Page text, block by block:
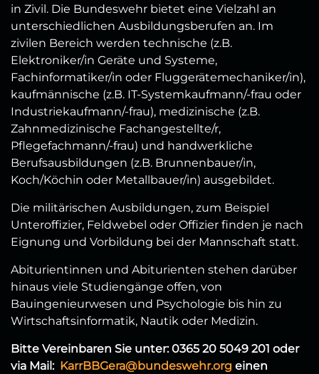
in Zivil. Die Bundeswehr bietet eine Vielzahl an
unterschiedlichen Ausbildungsberufen an. Im
zivilen Bereich werden technische (z.B.
Elektroniker/in Geräte und Systeme,
Fachinformatiker/in oder Fluggerätemechaniker/in),
kaufmännische (z.B. IT-Systemkaufmann/-frau oder
Industriekaufmann/-frau), medizinische (z.B.
Zahnmedizinische Fachangestellte/r,
Pflegefachmann/-frau) und handwerkliche
Berufsausbildungen (z.B. Brunnenbauer/in,
Koch/Köchin oder Metallbauer/in) ausgebildet.
Die militärischen Ausbildungen, zum Beispiel
Unteroffizier, Feldwebel oder Offizier finden je nach
Eignung und Vorbildung bei der Mannschaft statt.
Abiturientinnen und Abiturienten stehen darüber
hinaus viele Studiengänge offen, von
Bauingenieurwesen und Psychologie bis hin zu
Wirtschaftsinformatik, Nautik oder Medizin.
Bitte Vereinbaren Sie unter: 0365 20 5049 201 oder
via Mail: KarrBBGera@bundeswehr.org einen